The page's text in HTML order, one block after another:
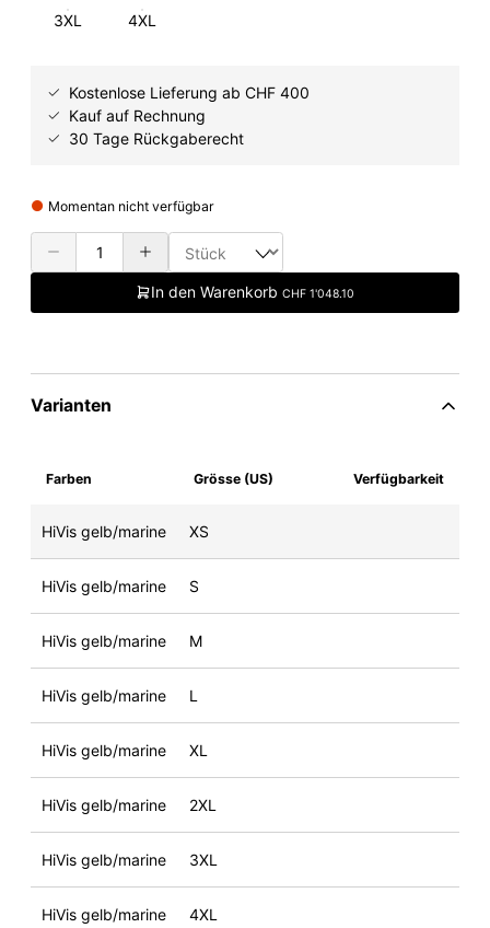
3XL
4XL
Kostenlose Lieferung ab CHF 400
Kauf auf Rechnung
30 Tage Rückgaberecht
Momentan nicht verfügbar
In den Warenkorb CHF 1'048.10
Varianten
Farben Grösse (US) Verfügbarkeit
HiVis gelb/marine XS
HiVis gelb/marine S
HiVis gelb/marine M
HiVis gelb/marine L
HiVis gelb/marine XL
HiVis gelb/marine 2XL
HiVis gelb/marine 3XL
HiVis gelb/marine 4XL